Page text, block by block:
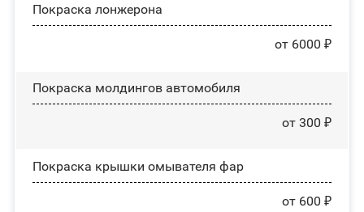
Покраска лонжерона
от 6000 ₽
Покраска молдингов автомобиля
от 300 ₽
Покраска крышки омывателя фар
от 600 ₽